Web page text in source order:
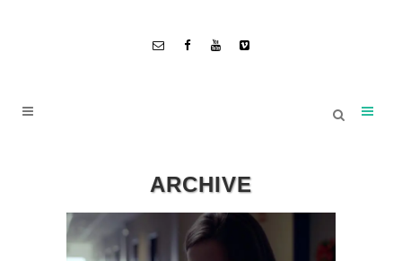
ARCHIVE